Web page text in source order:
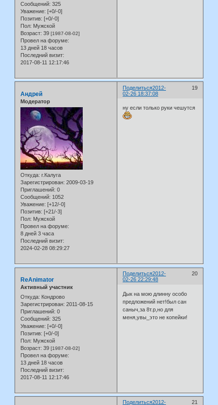
Сообщений: 325
Уважение: [+0/-0]
Позитив: [+0/-0]
Пол: Мужской
Возраст: 39 [1987-08-02]
Провел на форуме:
13 дней 18 часов
Последний визит:
2017-08-11 12:17:46
Поделиться 19
2012-
02-26 18:37:08
Андрей
Модератор
Откуда: г.Калуга
Зарегистрирован: 2009-03-19
Приглашений: 0
Сообщений: 1052
Уважение: [+12/-0]
Позитив: [+21/-3]
Пол: Мужской
Провел на форуме:
8 дней 3 часа
Последний визит:
2024-02-28 08:29:27
ну если только руки чешутся
Поделиться 20
2012-
02-26 22:29:48
ReAnimator
Активный участник
Откуда: Кондрово
Зарегистрирован: 2011-08-15
Приглашений: 0
Сообщений: 325
Уважение: [+0/-0]
Позитив: [+0/-0]
Пол: Мужской
Возраст: 39 [1987-08-02]
Провел на форуме:
13 дней 18 часов
Последний визит:
2017-08-11 12:17:46
Дык на мою длинну особо
предложений нет!был сан
саныч,за 8т.р,но для
меня,увы_это не копейки!
Поделиться 21
2012-